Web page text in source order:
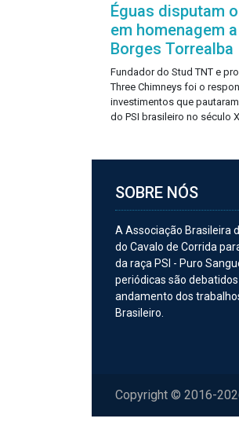
Éguas disputam
em homenagem
Borges Torrealba
Fundador do Stud TNT e
Three Chimneys foi o
investimentos que
do PSI brasileiro no século
SOBRE NÓS
A Associação Brasileira
do Cavalo de Corrida
da raça PSI - Puro
periódicas são
andamento dos
Brasileiro.
Copyright © 2016-